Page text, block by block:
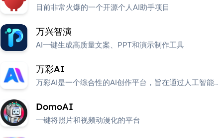
目前非常火爆的一个开源个人AI助手项目
万兴智演
AI一键生成高质量文案、PPT和演示制作工具
万彩AI
万彩AI是一个综合性的AI创作平台，旨在通过人工智能技
DomoAI
一键将照片和视频动漫化的平台